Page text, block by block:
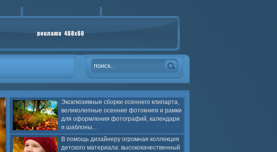
Эксклюзивные сборки осеннего клипарта,
великолепные осенние фотокниги и рамки
для оформления фотографий, календари
и шаблоны...
В помощь дизайнеру огромная коллекция
детского материала: высококачественный